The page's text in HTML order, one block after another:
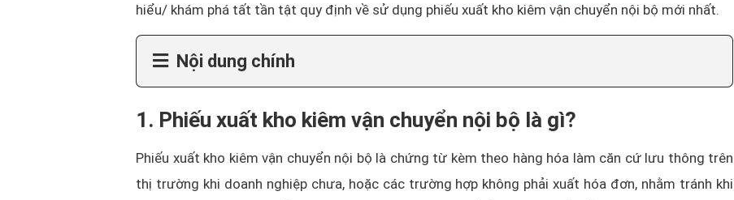
hiểu/ khám phá tất tần tật quy định về sử dụng phiếu xuất kho kiêm vận chuyển nội bộ mới nhất.
Nội dung chính
1. Phiếu xuất kho kiêm vận chuyển nội bộ là gì?
Phiếu xuất kho kiêm vận chuyển nội bộ là chứng từ kèm theo hàng hóa làm căn cứ lưu thông trên
thị trường khi doanh nghiệp chưa, hoặc các trường hợp không phải xuất hóa đơn, nhằm tránh khi